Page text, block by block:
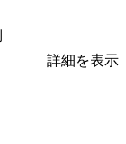
詳細を表示